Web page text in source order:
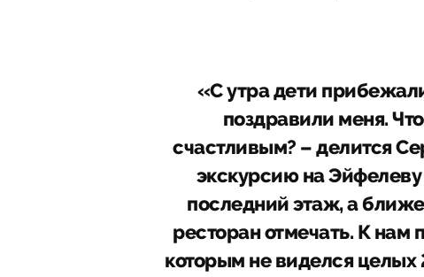
«С утра дети
поздравили меня.
счастливым? – делится
экскурсию на
последний этаж, а
ресторан отмечать. К нам
которым не виделся